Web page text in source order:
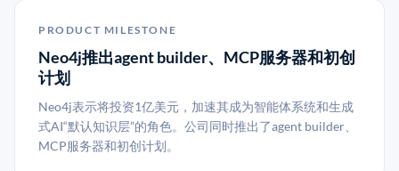
PRODUCT MILESTONE
Neo4j推出agent builder、MCP服务器和初创
计划
Neo4j表示将投资1亿美元，加速其成为智能体系统和生成
式AI“默认知识层”的角色。公司同时推出了agent builder、
MCP服务器和初创计划。